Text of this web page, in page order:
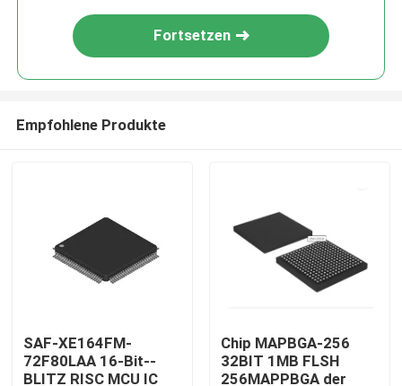
Fortsetzen
Empfohlene Produkte
SAF-XE164FM-
72F80LAA 16-Bit--
BLITZ RISC MCU IC
Chip MAPBGA-256
32BIT 1MB FLSH
256MAPPBGA der